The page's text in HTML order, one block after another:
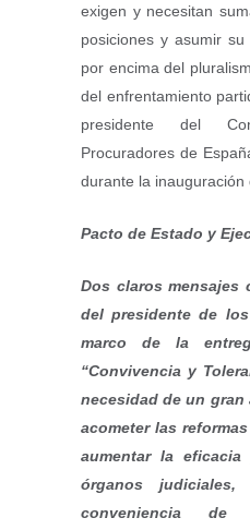
exigen y necesitan
posiciones y asumir
por encima del
del enfrentamiento
presidente del
Procuradores de
durante la inauguración
Pacto de Estado y
Dos claros mensajes
del presidente de
marco de la
“Convivencia y
necesidad de un
acometer las
aumentar la
órganos
conveniencia